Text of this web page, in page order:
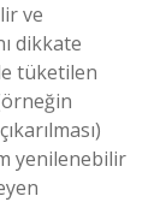
ve
dikkate
tüketilen
yenilenebilir